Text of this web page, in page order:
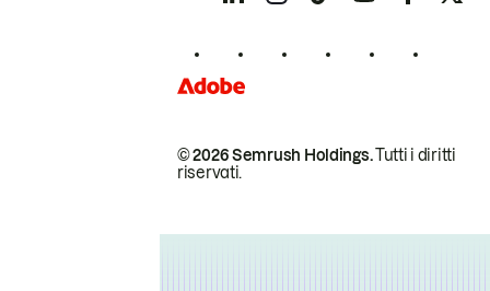
© 2026 Semrush Holdings.Tutti i diritti
riservati.